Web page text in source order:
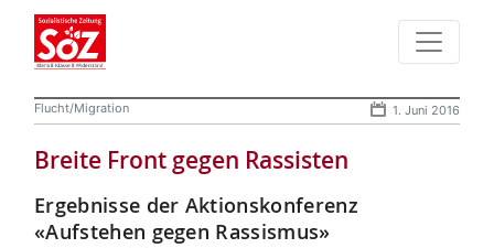
Flucht/Migration 1. Juni 2016
Breite Front gegen Rassisten
Ergebnisse der Aktionskonferenz
«Aufstehen gegen Rassismus»